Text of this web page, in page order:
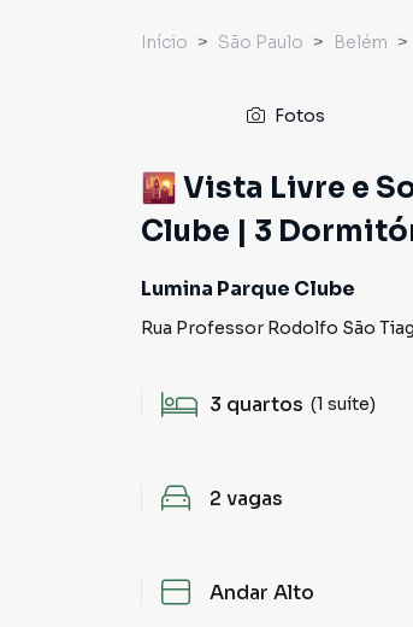
Início São Paulo Belém
Fotos
🌇 Vista Livre e
Clube | 3
Lumina Parque Clube
Rua Professor Rodolfo São
3 quartos (1 suíte)
2 vagas
Andar Alto